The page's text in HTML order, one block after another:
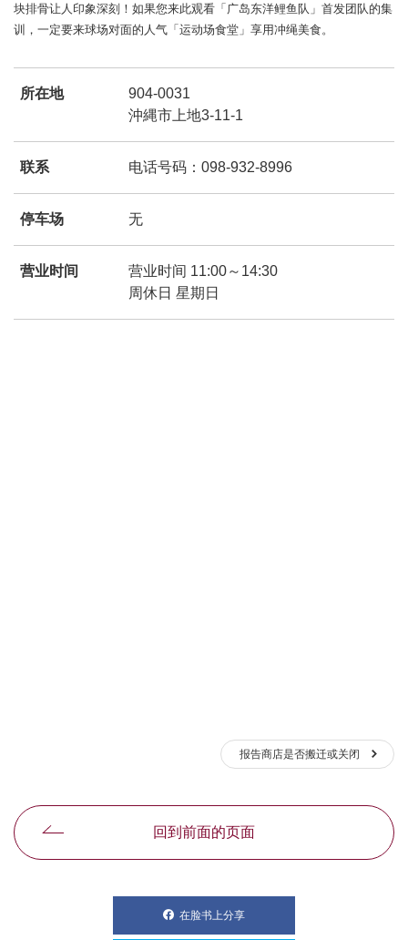
块排骨让人印象深刻！如果您来此观看「广岛东洋鲤鱼队」首发团队的集
训，一定要来球场对面的人气「运动场食堂」享用冲绳美食。
所在地
904-0031
沖縄市上地3-11-1
联系 电话号码：098-932-8996
停车场 无
营业时间
营业时间 11:00～14:30
周休日 星期日
报告商店是否搬迁或关闭
回到前面的页面
在脸书上分享